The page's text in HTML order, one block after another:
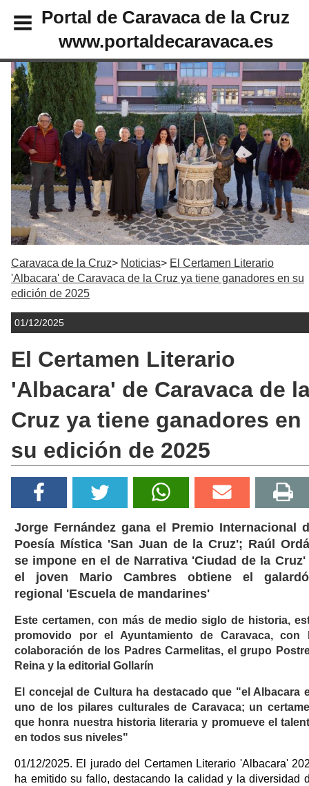
Portal de Caravaca de la Cruz
www.portaldecaravaca.es
Caravaca de la Cruz Noticias
El Certamen Literario
'Albacara' de Caravaca de la Cruz ya tiene ganadores en su
edición de 2025
01/12/2025
El Certamen Literario
'Albacara' de Caravaca de
Cruz ya tiene ganadores en
su edición de 2025
Jorge Fernández gana el Premio Internacional
Poesía Mística 'San Juan de la Cruz'; Raúl
se impone en el de Narrativa 'Ciudad de la Cruz'
el joven Mario Cambres obtiene el
regional 'Escuela de mandarines'
Este certamen, con más de medio siglo de historia,
promovido por el Ayuntamiento de Caravaca, con
colaboración de los Padres Carmelitas, el grupo
Reina y la editorial Gollarín
El concejal de Cultura ha destacado que "el Albacara
uno de los pilares culturales de Caravaca; un
que honra nuestra historia literaria y promueve el
en todos sus niveles"
01/12/2025. El jurado del Certamen Literario 'Albacara'
ha emitido su fallo, destacando la calidad y la diversidad